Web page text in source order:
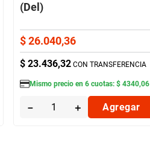
(Del)
$ 26.040,36
$ 23.436,32 CON TRANSFERENCIA
Mismo precio en6 cuotas:$ 4340,06
＋
－ Agregar